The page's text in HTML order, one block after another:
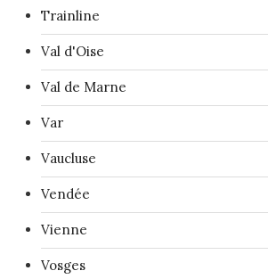
Trainline
Val d'Oise
Val de Marne
Var
Vaucluse
Vendée
Vienne
Vosges